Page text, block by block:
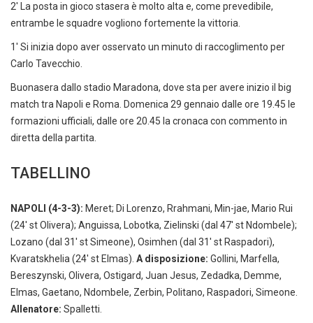
2' La posta in gioco stasera è molto alta e, come prevedibile,
entrambe le squadre vogliono fortemente la vittoria.
1' Si inizia dopo aver osservato un minuto di raccoglimento per
Carlo Tavecchio.
Buonasera dallo stadio Maradona, dove sta per avere inizio il big
match tra Napoli e Roma. Domenica 29 gennaio dalle ore 19.45 le
formazioni ufficiali, dalle ore 20.45 la cronaca con commento in
diretta della partita.
TABELLINO
NAPOLI (4-3-3): Meret; Di Lorenzo, Rrahmani, Min-jae, Mario Rui
(24' st Olivera); Anguissa, Lobotka, Zielinski (dal 47' st Ndombele);
Lozano (dal 31' st Simeone), Osimhen (dal 31' st Raspadori),
Kvaratskhelia (24' st Elmas). A disposizione: Gollini, Marfella,
Bereszynski, Olivera, Ostigard, Juan Jesus, Zedadka, Demme,
Elmas, Gaetano, Ndombele, Zerbin, Politano, Raspadori, Simeone.
Allenatore: Spalletti.